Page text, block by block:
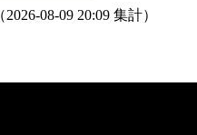
（2026-08-09 20:09 集計）